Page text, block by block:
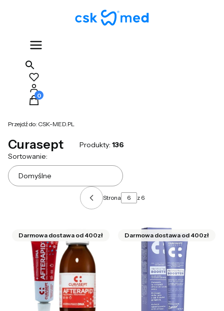
Produkty w koszyku: 0. Zobacz szczegóły
Przejdź do: CSK-MED.PL
Curasept Produkty: 136
Lista produktów
Sortowanie:
Domyślne
Poprzednie produkty
Strona z 6